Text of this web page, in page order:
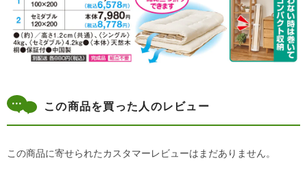
この商品を買った人のレビュー
この商品に寄せられたカスタマーレビューはまだありません。